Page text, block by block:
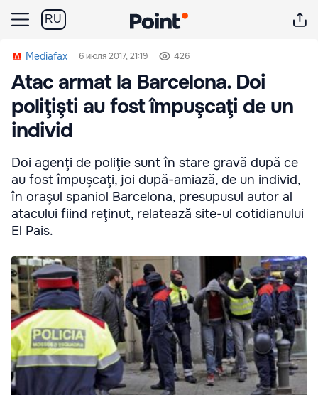
RU
Mediafax 6 июля 2017, 21:19 426
Atac armat la Barcelona. Doi
poliţişti au fost împuşcaţi de un
individ
Doi agenţi de poliţie sunt în stare gravă după ce
au fost împuşcaţi, joi după-amiază, de un individ,
în oraşul spaniol Barcelona, presupusul autor al
atacului fiind reţinut, relatează site-ul cotidianului
El Pais.